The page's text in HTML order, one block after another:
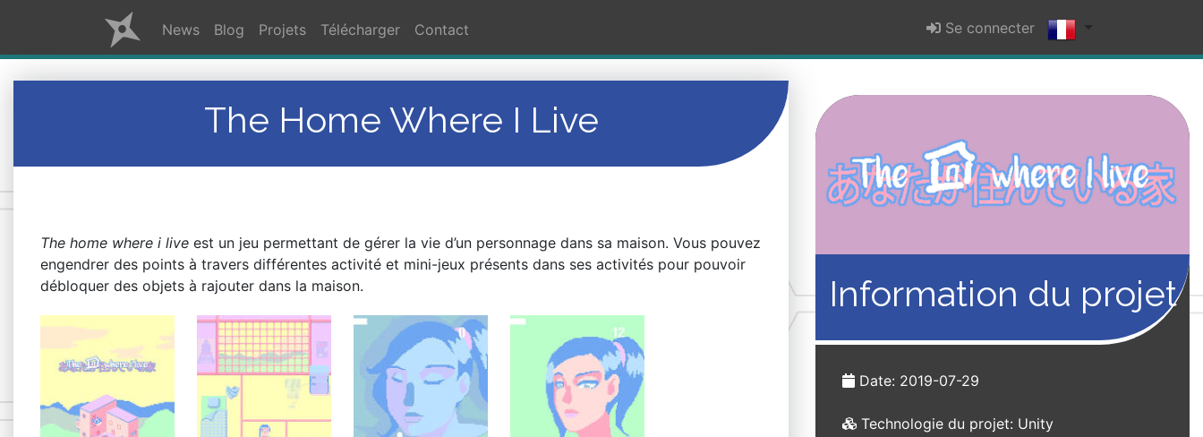
News Blog Projets Télécharger Contact Se connecter
The Home Where I Live
The home where i live est un jeu permettant de gérer la vie d’un personnage dans sa maison. Vous pouvez
engendrer des points à travers différentes activité et mini-jeux présents dans ses activités pour pouvoir
débloquer des objets à rajouter dans la maison.
Information du projet
Date: 2019-07-29
Technologie du projet: Unity